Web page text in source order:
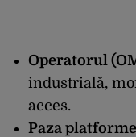
Operatorul
industrială,
acces.
Paza